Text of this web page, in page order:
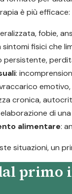
è più efficace:
fobie,
sintomi fisici che
persistente,
:
cronica,
di
alimentare:
situazioni, un
primo